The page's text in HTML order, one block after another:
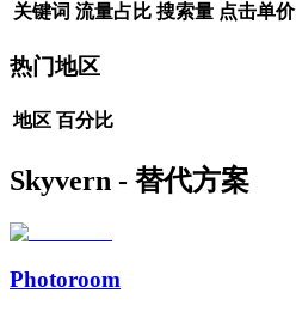
关键词 流量占比 搜索量 点击单价
热门地区
地区 百分比
Skyvern - 替代方案
Photoroom